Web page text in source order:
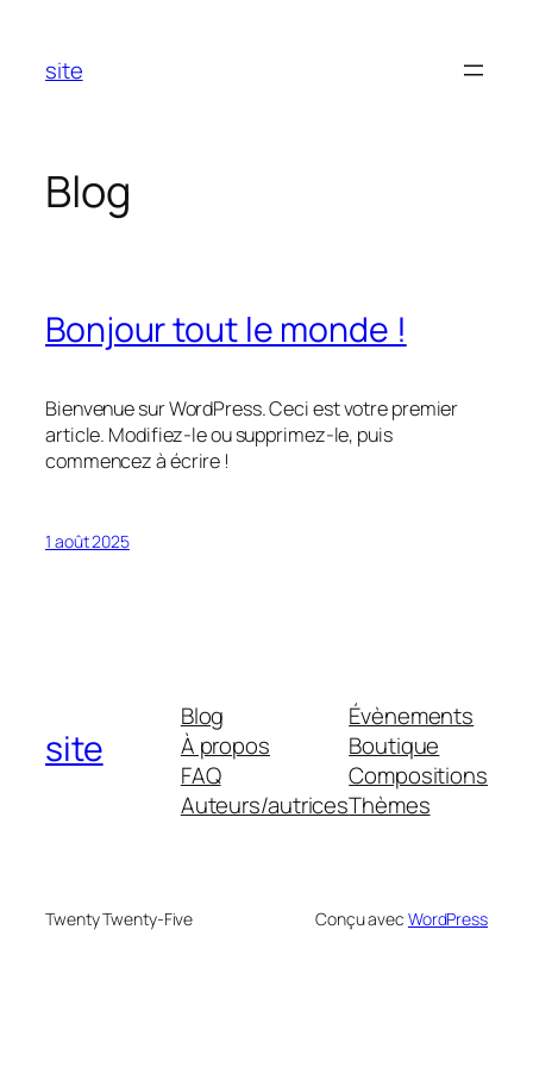
contenu
site
Blog
Bonjour tout le monde !
Bienvenue sur WordPress. Ceci est votre premier
article. Modifiez-le ou supprimez-le, puis
commencez à écrire !
1 août 2025
site
Blog
À propos
FAQ
Auteurs/autrices
Évènements
Boutique
Compositions
Thèmes
Twenty Twenty-Five Conçu avec WordPress